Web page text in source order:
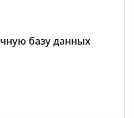
базу данных